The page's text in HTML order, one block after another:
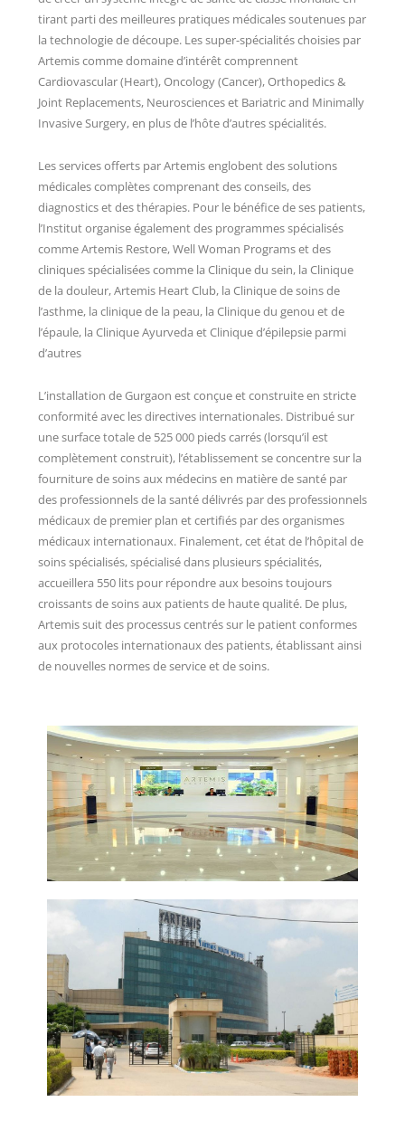
tirant parti des meilleures pratiques médicales soutenues par
la technologie de découpe. Les super-spécialités choisies par
Artemis comme domaine d’intérêt comprennent
Cardiovascular (Heart), Oncology (Cancer), Orthopedics &
Joint Replacements, Neurosciences et Bariatric and Minimally
Invasive Surgery, en plus de l’hôte d’autres spécialités.
Les services offerts par Artemis englobent des solutions
médicales complètes comprenant des conseils, des
diagnostics et des thérapies. Pour le bénéfice de ses patients,
l’Institut organise également des programmes spécialisés
comme Artemis Restore, Well Woman Programs et des
cliniques spécialisées comme la Clinique du sein, la Clinique
de la douleur, Artemis Heart Club, la Clinique de soins de
l’asthme, la clinique de la peau, la Clinique du genou et de
l’épaule, la Clinique Ayurveda et Clinique d’épilepsie parmi
d’autres
L’installation de Gurgaon est conçue et construite en stricte
conformité avec les directives internationales. Distribué sur
une surface totale de 525 000 pieds carrés (lorsqu’il est
complètement construit), l’établissement se concentre sur la
fourniture de soins aux médecins en matière de santé par
des professionnels de la santé délivrés par des professionnels
médicaux de premier plan et certifiés par des organismes
médicaux internationaux. Finalement, cet état de l’hôpital de
soins spécialisés, spécialisé dans plusieurs spécialités,
accueillera 550 lits pour répondre aux besoins toujours
croissants de soins aux patients de haute qualité. De plus,
Artemis suit des processus centrés sur le patient conformes
aux protocoles internationaux des patients, établissant ainsi
de nouvelles normes de service et de soins.